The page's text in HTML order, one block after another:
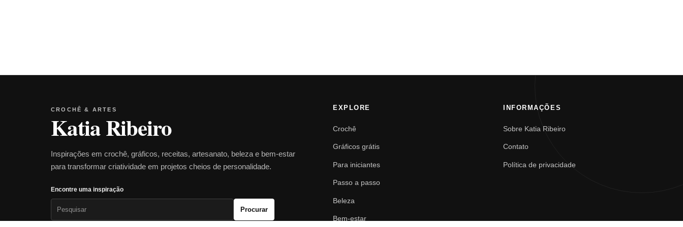
CROCHÊ & ARTES
Katia Ribeiro
Inspirações em crochê, gráficos, receitas, artesanato, beleza e bem-estar
para transformar criatividade em projetos cheios de personalidade.
Encontre uma inspiração
Procurar
EXPLORE
Crochê
Gráficos grátis
Para iniciantes
Passo a passo
Beleza
Bem-estar
INFORMAÇÕES
Sobre Katia Ribeiro
Contato
Política de privacidade